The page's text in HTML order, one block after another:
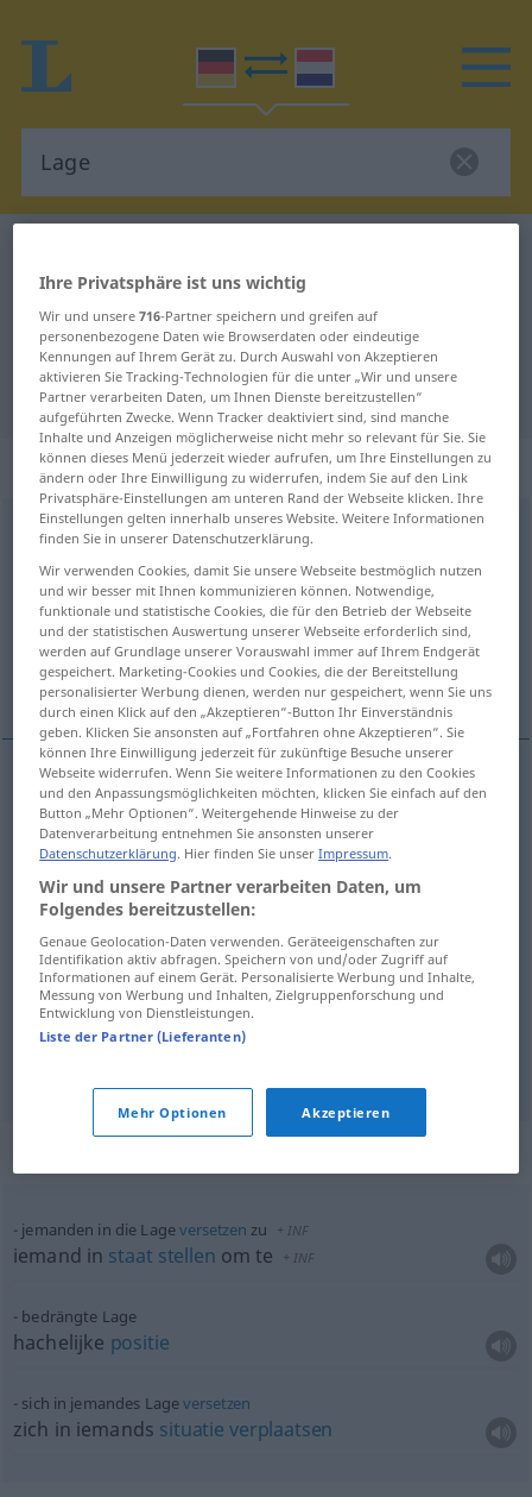
Deutsch-Niederländisch
Übersetzung für "Lage"
"Lage" Niederländisch Übersetzung
„Lage“: Femininum, weiblich
Lagef
Übersicht aller Übersetzungen
(Für mehr Details die Übersetzung anklicken/antippen)
ligging, toestand, situatie, laag, het rondje,
het register
ligging Lage
toestand,situatie LageSituation
laag Lage Schicht
(het)rondje LageGetränkerunde
(het)register Lage MUS
jemanden in die Lageversetzen zu + INF
iemand in staat stellen om te + INF
bedrängte Lage
hachelijke positie
sich in jemandes Lageversetzen
zich in iemands situatie verplaatsen
Ihre Privatsphäre ist uns wichtig
Wir und unsere716-Partner speichern und greifen auf
personenbezogene Daten wie Browserdaten oder eindeutige
Kennungen auf Ihrem Gerät zu. Durch Auswahl von Akzeptieren
aktivieren Sie Tracking-Technologien für die unter „Wir und unsere
Partner verarbeiten Daten, um Ihnen Dienste bereitzustellen“
aufgeführten Zwecke. Wenn Tracker deaktiviert sind, sind manche
Inhalte und Anzeigen möglicherweise nicht mehr so relevant für Sie. Sie
können dieses Menü jederzeit wieder aufrufen, um Ihre Einstellungen zu
ändern oder Ihre Einwilligung zu widerrufen, indem Sie auf den Link
Privatsphäre-Einstellungen am unteren Rand der Webseite klicken. Ihre
Einstellungen gelten innerhalb unseres Website. Weitere Informationen
finden Sie in unserer Datenschutzerklärung.
Wir verwenden Cookies, damit Sie unsere Webseite bestmöglich nutzen
und wir besser mit Ihnen kommunizieren können. Notwendige,
funktionale und statistische Cookies, die für den Betrieb der Webseite
und der statistischen Auswertung unserer Webseite erforderlich sind,
werden auf Grundlage unserer Vorauswahl immer auf Ihrem Endgerät
gespeichert. Marketing-Cookies und Cookies, die der Bereitstellung
personalisierter Werbung dienen, werden nur gespeichert, wenn Sie uns
durch einen Klick auf den „Akzeptieren“-Button Ihr Einverständnis
geben. Klicken Sie ansonsten auf „Fortfahren ohne Akzeptieren“. Sie
können Ihre Einwilligung jederzeit für zukünftige Besuche unserer
Webseite widerrufen. Wenn Sie weitere Informationen zu den Cookies
und den Anpassungsmöglichkeiten möchten, klicken Sie einfach auf den
Button „Mehr Optionen“. Weitergehende Hinweise zu der
Datenverarbeitung entnehmen Sie ansonsten unserer
Datenschutzerklärung. Hier finden Sie unserImpressum.
Wir und unsere Partner verarbeiten Daten, um
Folgendes bereitzustellen:
Genaue Geolocation-Daten verwenden. Geräteeigenschaften zur
Identifikation aktiv abfragen. Speichern von und/oder Zugriff auf
Informationen auf einem Gerät. Personalisierte Werbung und Inhalte,
Messung von Werbung und Inhalten, Zielgruppenforschung und
Entwicklung von Dienstleistungen.
Liste der Partner (Lieferanten)
Mehr Optionen Akzeptieren